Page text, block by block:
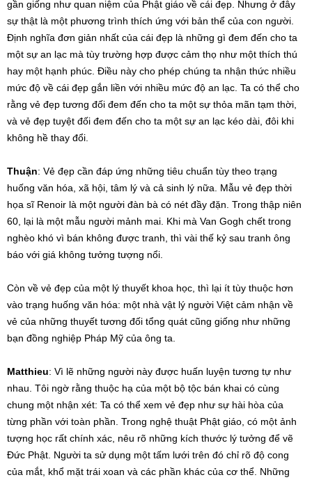
gần giống như quan niệm của Phật giáo về cái đẹp. Nhưng ở đây
sự thật là một phương trình thích ứng với bản thể của con người.
Định nghĩa đơn giản nhất của cái đẹp là những gì đem đến cho ta
một sự an lạc mà tùy trường hợp được cảm thọ như một thích thú
hay một hạnh phúc. Điều này cho phép chúng ta nhận thức nhiều
mức độ về cái đẹp gắn liền với nhiều mức độ an lạc. Ta có thể cho
rằng vẻ đẹp tương đối đem đến cho ta một sự thỏa mãn tạm thời,
và vẻ đẹp tuyệt đối đem đến cho ta một sự an lạc kéo dài, đôi khi
không hề thay đổi.
Thuận: Vẻ đẹp cần đáp ứng những tiêu chuẩn tùy theo trạng
huống văn hóa, xã hội, tâm lý và cả sinh lý nữa. Mẫu vẻ đẹp thời
họa sĩ Renoir là một người đàn bà có nét đầy đặn. Trong thập niên
60, lại là một mẫu người mảnh mai. Khi mà Van Gogh chết trong
nghèo khó vì bán không được tranh, thì vài thế kỷ sau tranh ông
báo với giá không tưởng tượng nổi.
Còn về vẻ đẹp của một lý thuyết khoa học, thì lại ít tùy thuộc hơn
vào trạng huống văn hóa: một nhà vật lý người Việt cảm nhận về
vẻ của những thuyết tương đối tổng quát cũng giống như những
bạn đồng nghiệp Pháp Mỹ của ông ta.
Matthieu: Vì lẽ những người này được huấn luyện tương tự như
nhau. Tôi ngờ rằng thuộc hạ của một bộ tộc bán khai có cùng
chung một nhận xét: Ta có thể xem vẻ đẹp như sự hài hòa của
từng phần với toàn phần. Trong nghệ thuật Phật giáo, có một ảnh
tượng học rất chính xác, nêu rõ những kích thước lý tưởng để vẽ
Đức Phật. Người ta sử dụng một tấm lưới trên đó chỉ rõ độ cong
của mắt, khổ mặt trái xoan và các phần khác của cơ thể. Những